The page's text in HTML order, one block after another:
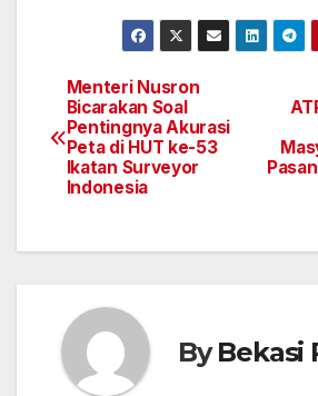
Navigasi
pos
Menteri Nusron
Bicarakan Soal
Pentingnya Akurasi
Peta di HUT ke-53
Ikatan Surveyor
Indonesia
ByBekasi